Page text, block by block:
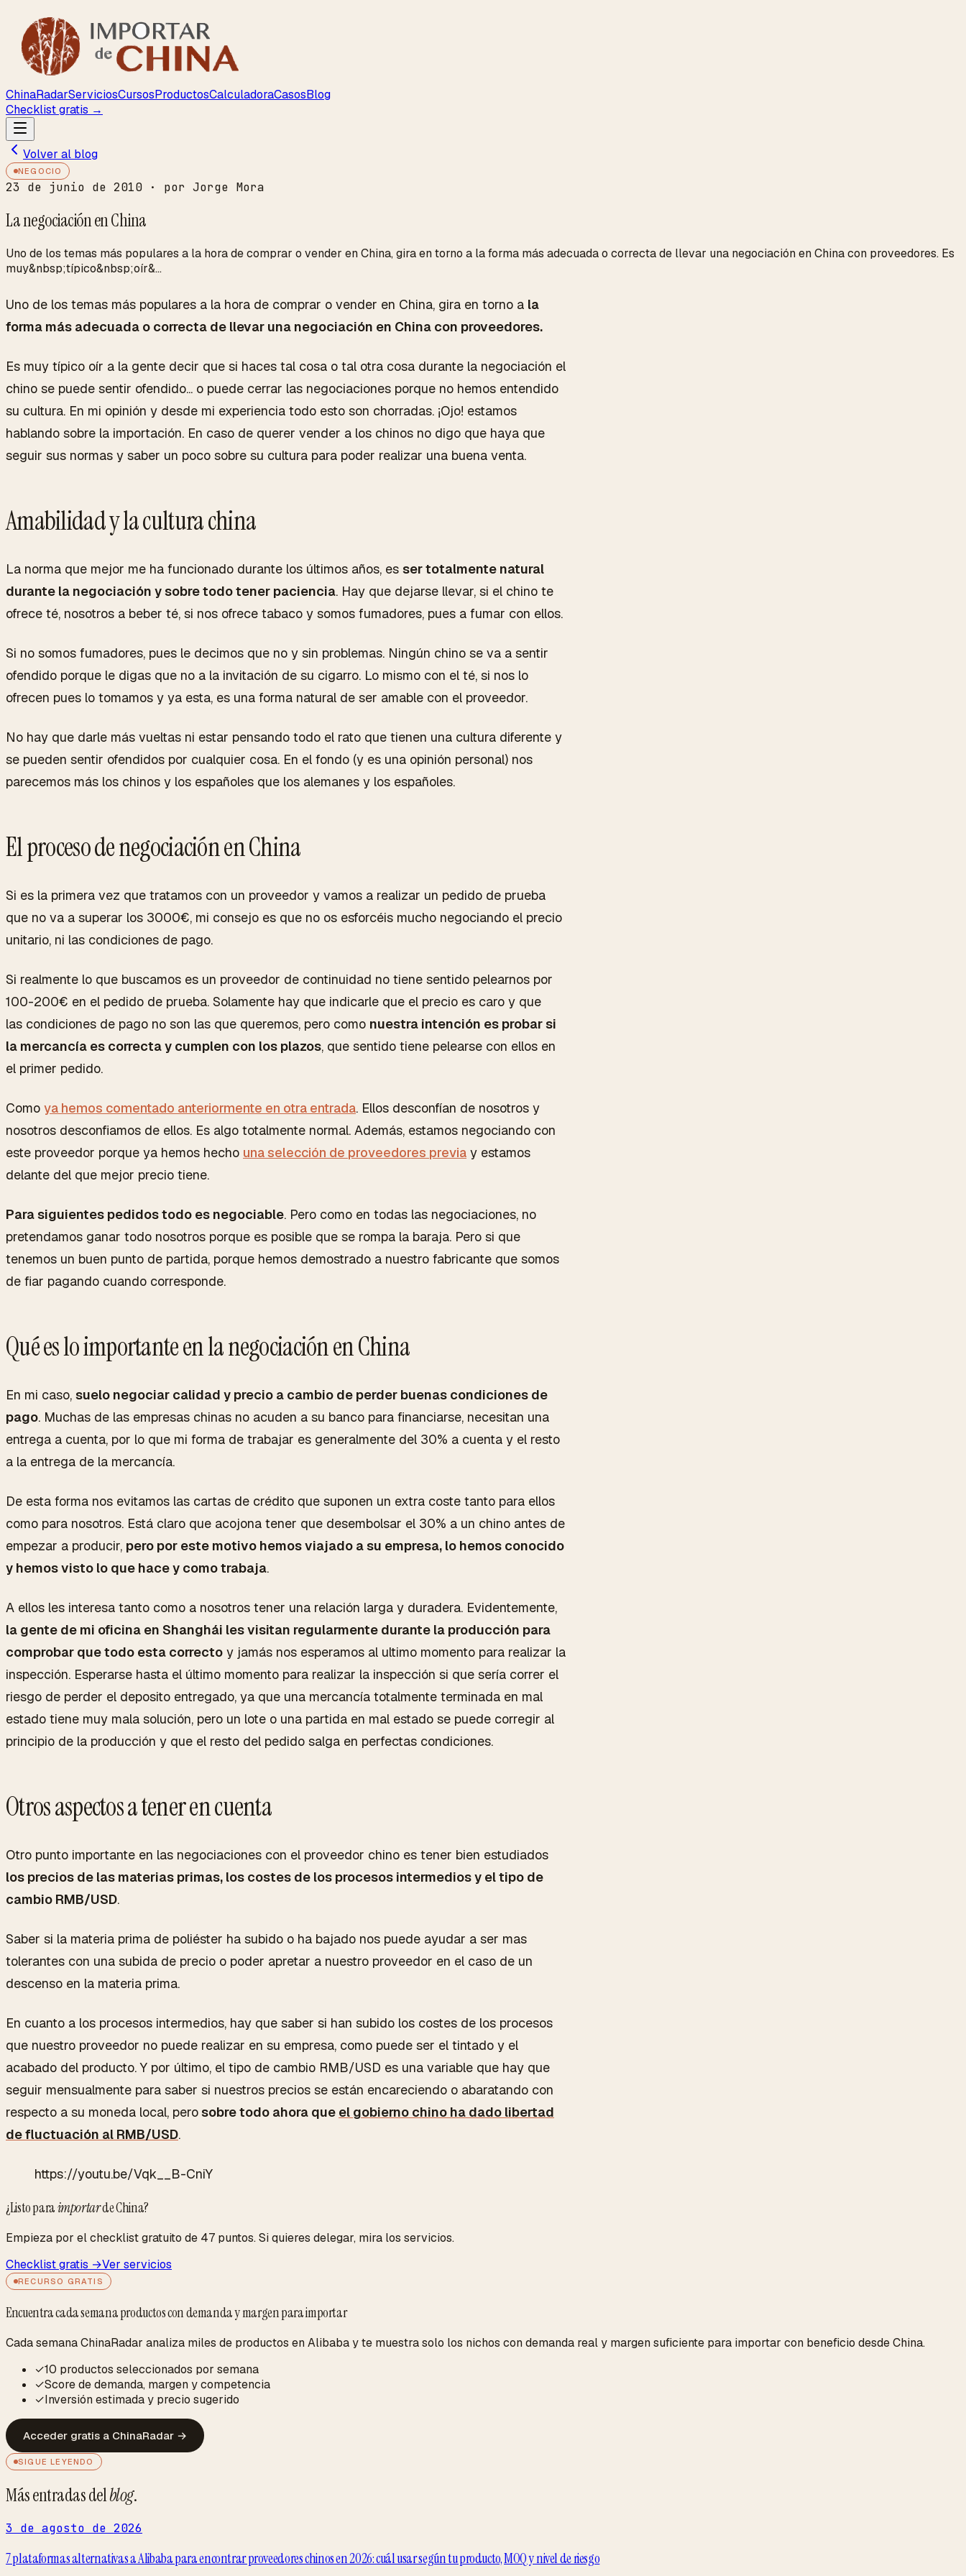
ChinaRadarServiciosCursosProductosCalculadoraCasosBlog
Checklist gratis →
Volver al blog
NEGOCIO
23 de junio de 2010 · por Jorge Mora
La negociación en China
Uno de los temas más populares a la hora de comprar o vender en China, gira en torno a la forma más adecuada o correcta de llevar una negociación en China con proveedores. Es
muy&nbsp;típico&nbsp;oír&...
Uno de los temas más populares a la hora de comprar o vender en China, gira en torno a la
forma más adecuada o correcta de llevar una negociación en China con proveedores.
Es muy típico oír a la gente decir que si haces tal cosa o tal otra cosa durante la negociación el
chino se puede sentir ofendido... o puede cerrar las negociaciones porque no hemos entendido
su cultura. En mi opinión y desde mi experiencia todo esto son chorradas. ¡Ojo! estamos
hablando sobre la importación. En caso de querer vender a los chinos no digo que haya que
seguir sus normas y saber un poco sobre su cultura para poder realizar una buena venta.
Amabilidad y la cultura china
La norma que mejor me ha funcionado durante los últimos años, es ser totalmente natural
durante la negociación y sobre todo tener paciencia. Hay que dejarse llevar, si el chino te
ofrece té, nosotros a beber té, si nos ofrece tabaco y somos fumadores, pues a fumar con ellos.
Si no somos fumadores, pues le decimos que no y sin problemas. Ningún chino se va a sentir
ofendido porque le digas que no a la invitación de su cigarro. Lo mismo con el té, si nos lo
ofrecen pues lo tomamos y ya esta, es una forma natural de ser amable con el proveedor.
No hay que darle más vueltas ni estar pensando todo el rato que tienen una cultura diferente y
se pueden sentir ofendidos por cualquier cosa. En el fondo (y es una opinión personal) nos
parecemos más los chinos y los españoles que los alemanes y los españoles.
El proceso de negociación en China
Si es la primera vez que tratamos con un proveedor y vamos a realizar un pedido de prueba
que no va a superar los 3000€, mi consejo es que no os esforcéis mucho negociando el precio
unitario, ni las condiciones de pago.
Si realmente lo que buscamos es un proveedor de continuidad no tiene sentido pelearnos por
100-200€ en el pedido de prueba. Solamente hay que indicarle que el precio es caro y que
las condiciones de pago no son las que queremos, pero como nuestra intención es probar si
la mercancía es correcta y cumplen con los plazos, que sentido tiene pelearse con ellos en
el primer pedido.
Como ya hemos comentado anteriormente en otra entrada. Ellos desconfían de nosotros y
nosotros desconfiamos de ellos. Es algo totalmente normal. Además, estamos negociando con
este proveedor porque ya hemos hecho una selección de proveedores previa y estamos
delante del que mejor precio tiene.
Para siguientes pedidos todo es negociable. Pero como en todas las negociaciones, no
pretendamos ganar todo nosotros porque es posible que se rompa la baraja. Pero si que
tenemos un buen punto de partida, porque hemos demostrado a nuestro fabricante que somos
de fiar pagando cuando corresponde.
Qué es lo importante en la negociación en China
En mi caso, suelo negociar calidad y precio a cambio de perder buenas condiciones de
pago. Muchas de las empresas chinas no acuden a su banco para financiarse, necesitan una
entrega a cuenta, por lo que mi forma de trabajar es generalmente del 30% a cuenta y el resto
a la entrega de la mercancía.
De esta forma nos evitamos las cartas de crédito que suponen un extra coste tanto para ellos
como para nosotros. Está claro que acojona tener que desembolsar el 30% a un chino antes de
empezar a producir, pero por este motivo hemos viajado a su empresa, lo hemos conocido
y hemos visto lo que hace y como trabaja.
A ellos les interesa tanto como a nosotros tener una relación larga y duradera. Evidentemente,
la gente de mi oficina en Shanghái les visitan regularmente durante la producción para
comprobar que todo esta correcto y jamás nos esperamos al ultimo momento para realizar la
inspección. Esperarse hasta el último momento para realizar la inspección si que sería correr el
riesgo de perder el deposito entregado, ya que una mercancía totalmente terminada en mal
estado tiene muy mala solución, pero un lote o una partida en mal estado se puede corregir al
principio de la producción y que el resto del pedido salga en perfectas condiciones.
Otros aspectos a tener en cuenta
Otro punto importante en las negociaciones con el proveedor chino es tener bien estudiados
los precios de las materias primas, los costes de los procesos intermedios y el tipo de
cambio RMB/USD.
Saber si la materia prima de poliéster ha subido o ha bajado nos puede ayudar a ser mas
tolerantes con una subida de precio o poder apretar a nuestro proveedor en el caso de un
descenso en la materia prima.
En cuanto a los procesos intermedios, hay que saber si han subido los costes de los procesos
que nuestro proveedor no puede realizar en su empresa, como puede ser el tintado y el
acabado del producto. Y por último, el tipo de cambio RMB/USD es una variable que hay que
seguir mensualmente para saber si nuestros precios se están encareciendo o abaratando con
respecto a su moneda local, perosobre todo ahora que el gobierno chino ha dado libertad
de fluctuación al RMB/USD.
https://youtu.be/Vqk__B-CniY
¿Listo paraimportarde China?
Empieza por el checklist gratuito de 47 puntos. Si quieres delegar, mira los servicios.
Checklist gratis →Ver servicios
RECURSO GRATIS
Encuentra cada semana productos con demanda y margen para importar
Cada semana ChinaRadar analiza miles de productos en Alibaba y te muestra solo los nichos con demanda real y margen suficiente para importar con beneficio desde China.
✓10 productos seleccionados por semana
✓Score de demanda, margen y competencia
✓Inversión estimada y precio sugerido
Acceder gratis a ChinaRadar →
SIGUE LEYENDO
Más entradas delblog.
3 de agosto de 2026
7 plataformas alternativas a Alibaba para encontrar proveedores chinos en 2026: cuál usar según tu producto, MOQ y nivel de riesgo